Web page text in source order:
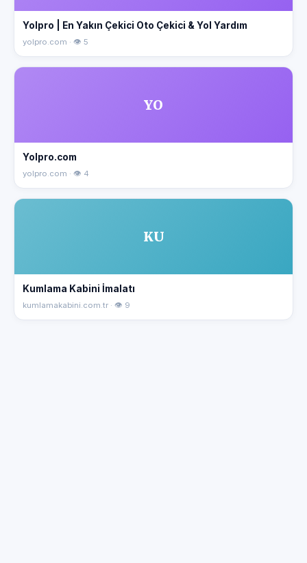
Yolpro | En Yakın Çekici Oto Çekici & Yol Yardım
yolpro.com · 👁 5
YO
Yolpro.com
yolpro.com · 👁 4
KU
Kumlama Kabini İmalatı
kumlamakabini.com.tr · 👁 9